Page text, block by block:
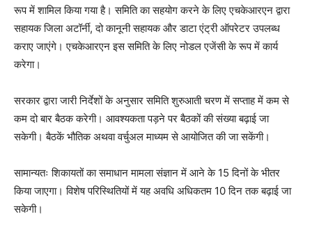
रूप में शामिल किया गया है। समिति का सहयोग करने के लिए एचकेआरएन द्वारा
सहायक जिला अटॉर्नी, दो कानूनी सहायक और डाटा एंट्री ऑपरेटर उपलब्ध
कराए जाएंगे। एचकेआरएन इस समिति के लिए नोडल एजेंसी के रूप में कार्य
करेगा।
सरकार द्वारा जारी निर्देशों के अनुसार समिति शुरुआती चरण में सप्ताह में कम से
कम दो बार बैठक करेगी। आवश्यकता पड़ने पर बैठकों की संख्या बढ़ाई जा
सकेगी। बैठकें भौतिक अथवा वर्चुअल माध्यम से आयोजित की जा सकेंगी।
सामान्यतः शिकायतों का समाधान मामला संज्ञान में आने के 15 दिनों के भीतर
किया जाएगा। विशेष परिस्थितियों में यह अवधि अधिकतम 10 दिन तक बढ़ाई जा
सकेगी।